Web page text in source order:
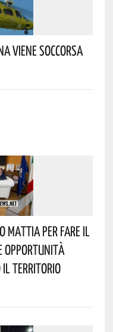
Viene Soccorsa
Mattia Per Fare Il
Opportunità
Il Territorio